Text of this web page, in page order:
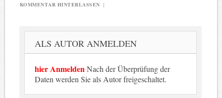
KOMMENTAR HINTERLASSEN |
ALS AUTOR ANMELDEN
hier AnmeldenNach der Überprüfung der
Daten werden Sie als Autor freigeschaltet.